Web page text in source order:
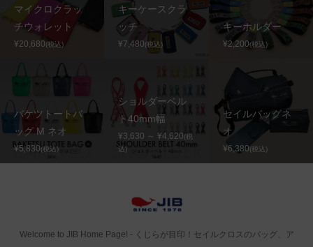
マイクロクラッ
チウォレット
¥20,680(税込)
キーケースクラ
ッチ
¥7,480(税込)
キーホルダー
¥2,200(税込)
バケツトートバ
ッグ M ネオ
¥5,830(税込)
ショルダーベル
ト40mm幅
¥3,630 ～ ¥4,620(税
込)
セイルバッグネ
オ
¥6,380(税込)
Welcome to JIB Home Page! ‐ くじらが目印！セイルクロスのバッグ、ア